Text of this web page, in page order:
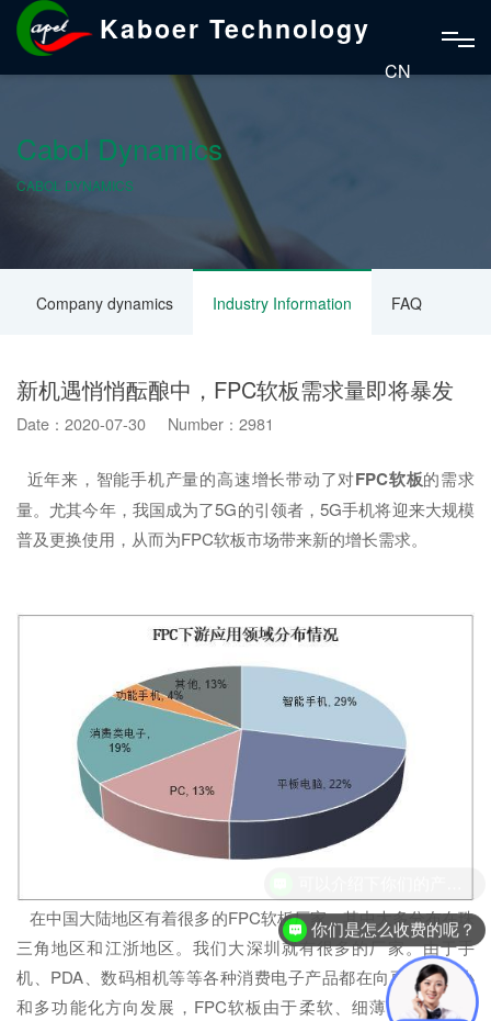
Kaboer Technology
CN
Cabol Dynamics
CABOL DYNAMICS
Company dynamics Industry Information FAQ
新机遇悄悄酝酿中，FPC软板需求量即将暴发
Date：2020-07-30 Number：2981
近年来，智能手机产量的高速增长带动了对FPC软板的需求
量。尤其今年，我国成为了5G的引领者，5G手机将迎来大规模
普及更换使用，从而为FPC软板市场带来新的增长需求。
在中国大陆地区有着很多的FPC软板厂家，其中大多分布在珠
三角地区和江浙地区。我们大深圳就有很多的厂家。由于手
机、PDA、数码相机等等各种消费电子产品都在向更薄、更小
和多功能化方向发展，FPC软板由于柔软、细薄，引脚密度
你们是怎么收费的呢？